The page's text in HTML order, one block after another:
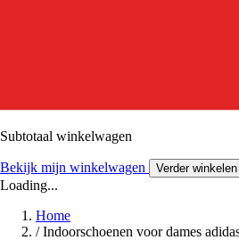
Subtotaal winkelwagen
Bekijk mijn winkelwagen Verder winkelen
Loading...
Home
/ Indoorschoenen voor dames